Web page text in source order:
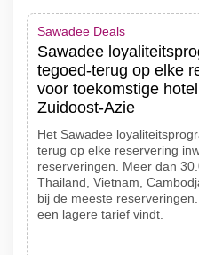
Sawadee Deals
Sawadee
tegoed-terug op elke
voor toekomstige
Zuidoost-Azie
Het Sawadee
terug op elke reservering
reserveringen. Meer dan
Thailand, Vietnam,
bij de meeste
een lagere tarief vindt.